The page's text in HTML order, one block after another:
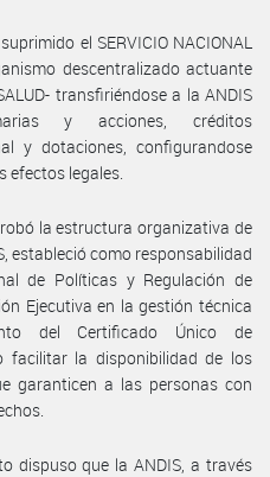
el SERVICIO NACIONAL
descentralizado actuante
transfiriéndose a la ANDIS
y acciones, créditos
y dotaciones, configurandose
legales.
la estructura organizativa de
estableció como responsabilidad
de Políticas y Regulación de
Ejecutiva en la gestión técnica
del Certificado Único de
facilitar la disponibilidad de los
garanticen a las personas con
dispuso que la ANDIS, a través